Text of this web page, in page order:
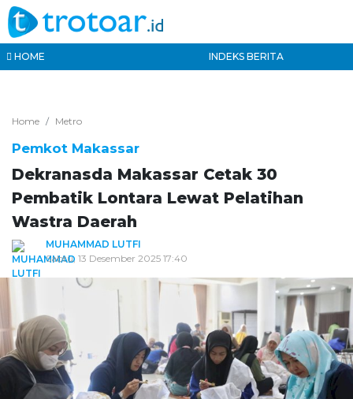
HOME INDEKS BERITA
Home Metro
Pemkot Makassar
Dekranasda Makassar Cetak 30
Pembatik Lontara Lewat Pelatihan
Wastra Daerah
MUHAMMAD LUTFI
Sabtu, 13 Desember 2025 17:40